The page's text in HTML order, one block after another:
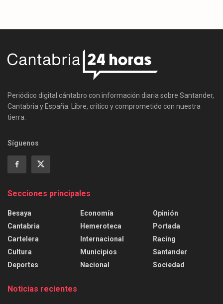
Periódico digital cántabro con información diaria sobre Santander,
Cantabria y España. Libre, crítico y comprometido con nuestra
tierra.
Síguenos
Secciones principales
Besaya
Cantabria
Cartelera
Cultura
Deportes
Economía
Hemeroteca
Internacional
Municipios
Nacional
Opinión
Portada
Racing
Santander
Sociedad
Noticias recientes